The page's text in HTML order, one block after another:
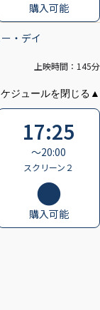
購入可能
・デイ
上映時間：145分
17:25
〜20:00
スクリーン２
購入可能